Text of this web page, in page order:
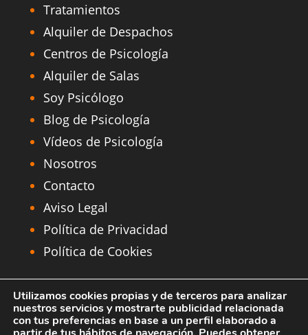
Tratamientos
Alquiler de Despachos
Centros de Psicología
Alquiler de Salas
Soy Psicólogo
Blog de Psicología
Vídeos de Psicología
Nosotros
Contacto
Aviso Legal
Política de Privacidad
Política de Cookies
Alquier Despachos Psicología Madrid
Utilizamos cookies propias y de terceros para analizar
nuestros servicios y mostrarte publicidad relacionada
con tus preferencias en base a un perfil elaborado a